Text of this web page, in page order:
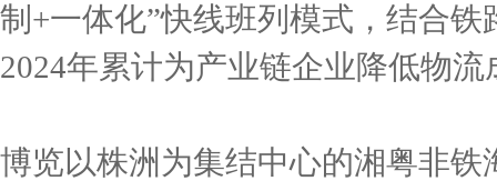
制+一体化”快线班列模式，结合
2024年累计为产业链企业降低物
博览以株洲为集结中心的湘粤非